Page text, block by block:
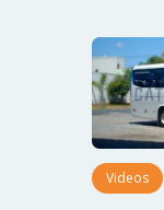
Videos